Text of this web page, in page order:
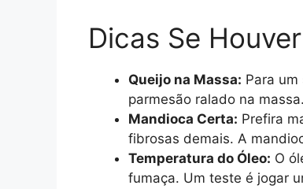
Dicas Se Houver
Queijo na Massa: Para
parmesão ralado na
Mandioca Certa: Prefira
fibrosas demais. A
Temperatura do Óleo: O
fumaça. Um teste é jogar